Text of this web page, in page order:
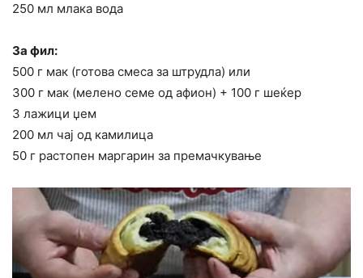
250 мл млака вода
За фил:
500 г мак (готова смеса за штрудла) или
300 г мак (мелено семе од афион) + 100 г шеќер
3 лажици џем
200 мл чај од камилица
50 г растопен маргарин за премачкување